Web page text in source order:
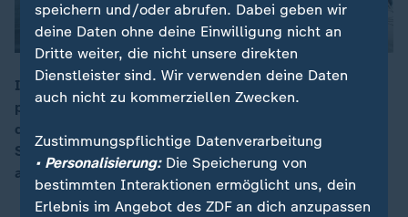
Ischgl startet in neue Saison, will mit Sicherheit
punkten und bietet kostenlose Coronatests an. Denn
das Vertrauen der Urlauber ist nachhaltig gestört:
Sieben Tage verstrichen im März zwischen der ersten
amtlichen Warnung und der Schließung des Ortes.
speichern und/oder abrufen. Dabei geben wir
deine Daten ohne deine Einwilligung nicht an
Dritte weiter, die nicht unsere direkten
Dienstleister sind. Wir verwenden deine Daten
auch nicht zu kommerziellen Zwecken.
Zustimmungspflichtige Datenverarbeitung
• Personalisierung:Die Speicherung von
bestimmten Interaktionen ermöglicht uns, dein
Erlebnis im Angebot des ZDF an dich anzupassen